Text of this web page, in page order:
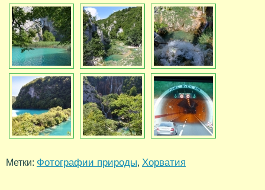
Метки: Фотографии природы, Хорватия